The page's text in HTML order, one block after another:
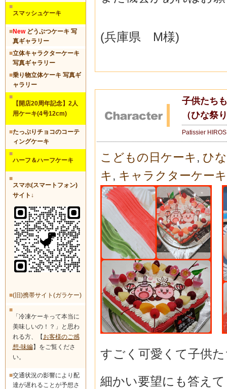
■
スマッシュケーキ
■Newどうぶつケーキ 写
真ギャラリー
■立体キャラクターケーキ
写真ギャラリー
■乗り物立体ケーキ 写真ギ
ャラリー
■
【開店20周年記念】2人
用ケーキ(4号12cm)
■たっぷりチョコのコーテ
ィングケーキ
■
ハーフ＆ハーフケーキ
■
スマホ(スマートフォン)
サイト↓
■(旧)携帯サイト(ガラケー)
■
「冷凍ケーキって本当に
美味しいの！？」と思わ
れる方、【 お客様のご感
想-味編】をご覧くださ
い。
■交通状況の影響により配
達が遅れることが予想さ
(兵庫県 M様)
子供たち
（ひな祭
Patissier
こどもの日ケーキ , ひ
キ , キャラクターケーキ
すごく可愛くて子供
細かい要望にも答え